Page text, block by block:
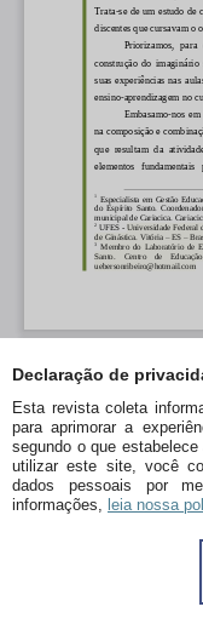
Declaração de
Esta revista coleta
para aprimorar a
segundo o que
utilizar este site, você
dados pessoais por
informações, leia nossa